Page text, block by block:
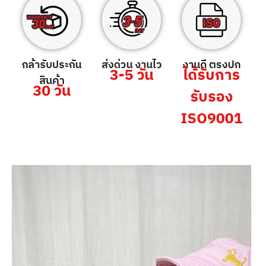
กล้ารับประกัน
สินค้า
30 วัน
ส่งด่วน งานไว
3-5 วัน งานดี ตรงปก
ได้รับการ
รับรอง
ISO9001